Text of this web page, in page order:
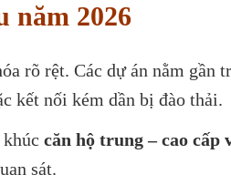
năm 2026
rõ rệt. Các dự án nằm gần
kết nối kém dần bị đào thải.
căn hộ trung – cao cấp
sát.